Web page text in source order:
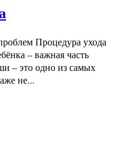
Процедура ухода
– важная часть
– это одно из самых
не...